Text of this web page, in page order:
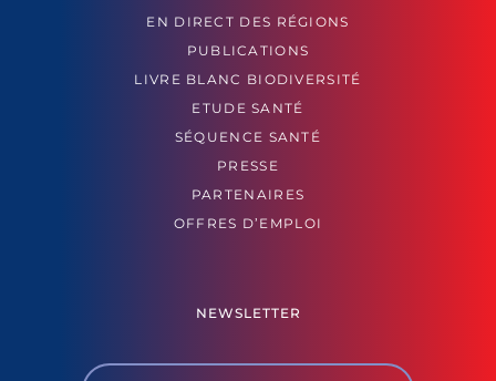
EN DIRECT DES RÉGIONS
PUBLICATIONS
LIVRE BLANC BIODIVERSITÉ
ETUDE SANTÉ
SÉQUENCE SANTÉ
PRESSE
PARTENAIRES
OFFRES D’EMPLOI
NEWSLETTER